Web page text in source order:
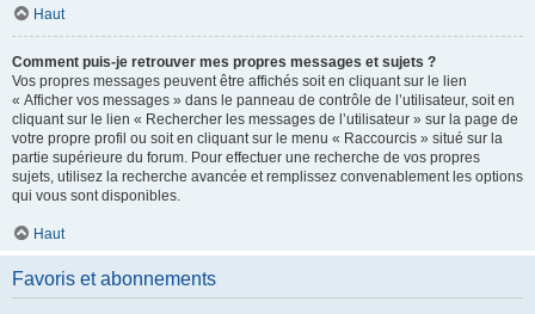
Haut
Comment puis-je retrouver mes propres messages et sujets ?
Vos propres messages peuvent être affichés soit en cliquant sur le lien
« Afficher vos messages » dans le panneau de contrôle de l’utilisateur, soit en
cliquant sur le lien « Rechercher les messages de l’utilisateur » sur la page de
votre propre profil ou soit en cliquant sur le menu « Raccourcis » situé sur la
partie supérieure du forum. Pour effectuer une recherche de vos propres
sujets, utilisez la recherche avancée et remplissez convenablement les options
qui vous sont disponibles.
Haut
Favoris et abonnements